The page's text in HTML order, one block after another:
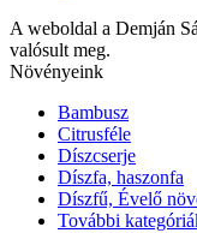
A weboldal a Demján
valósult meg.
Növényeink
Bambusz
Citrusféle
Díszcserje
Díszfa, haszonfa
Díszfű, Évelő
További